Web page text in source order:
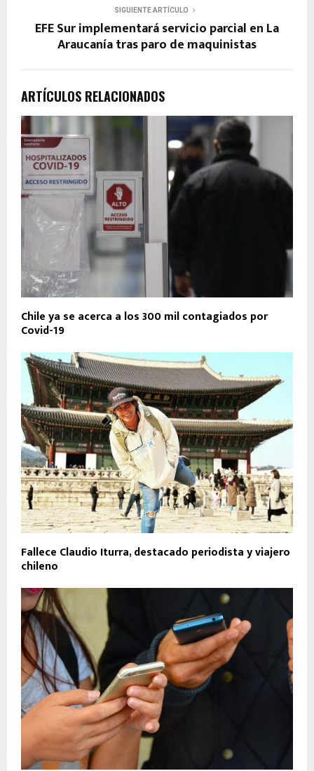
SIGUIENTE ARTÍCULO
EFE Sur implementará servicio parcial en La
Araucanía tras paro de maquinistas
ARTÍCULOS RELACIONADOS
Chile ya se acerca a los 300 mil contagiados por
Covid-19
Fallece Claudio Iturra, destacado periodista y viajero
chileno